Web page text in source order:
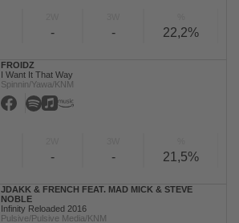
- - 22,2%
FROIDZ
I Want It That Way
Spinnin/Yawa/KNM
- - 21,5%
JDAKK & FRENCH FEAT. MAD MICK & STEVE
NOBLE
Infinity Reloaded 2016
Pulsive/Pulsive Media/KNM